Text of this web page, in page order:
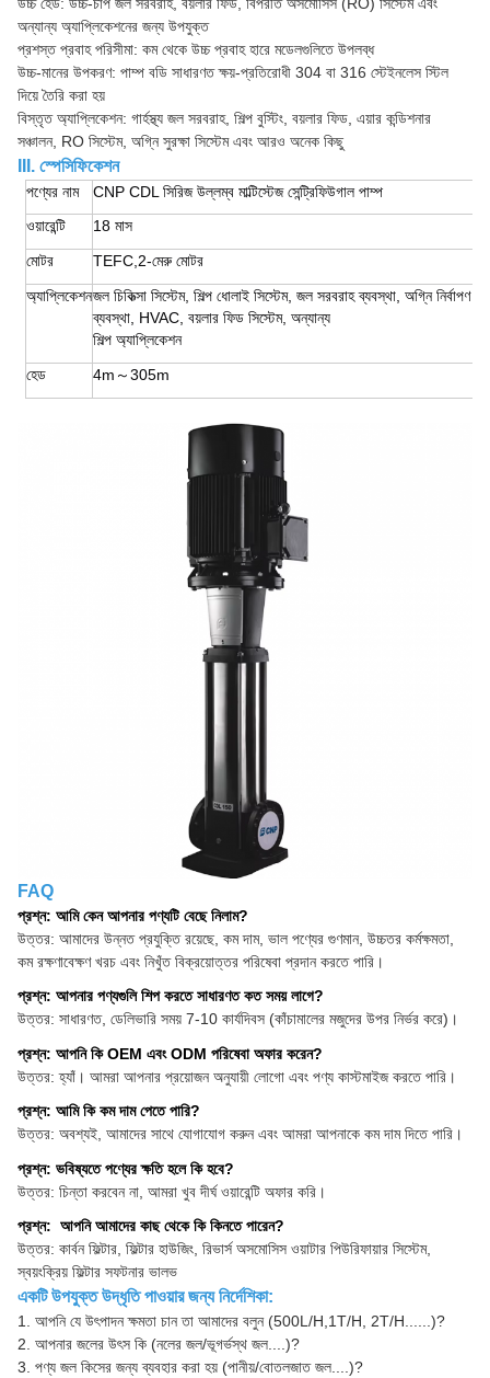
অন্যান্য অ্যাপ্লিকেশনের জন্য উপযুক্ত
প্রশস্ত প্রবাহ পরিসীমা: কম থেকে উচ্চ প্রবাহ হারে মডেলগুলিতে উপলব্ধ
উচ্চ-মানের উপকরণ: পাম্প বডি সাধারণত ক্ষয়-প্রতিরোধী 304 বা 316 স্টেইনলেস স্টিল
দিয়ে তৈরি করা হয়
বিস্তৃত অ্যাপ্লিকেশন: গার্হস্থ্য জল সরবরাহ, শিল্প বুস্টিং, বয়লার ফিড, এয়ার কন্ডিশনার
সঞ্চালন, RO সিস্টেম, অগ্নি সুরক্ষা সিস্টেম এবং আরও অনেক কিছু
III. স্পেসিফিকেশন
পণ্যের নাম
CNP CDL সিরিজ উল্লম্ব মাল্টিস্টেজ সেন্ট্রিফিউগাল পাম্প
ওয়ারেন্টি
18 মাস
মোটর
TEFC,2-মেরু মোটর
অ্যাপ্লিকেশনজল চিকিত্সা সিস্টেম, শিল্প ধোলাই সিস্টেম, জল সরবরাহ ব্যবস্থা, অগ্নি নির্বাপণ
ব্যবস্থা, HVAC, বয়লার ফিড সিস্টেম, অন্যান্য
শিল্প অ্যাপ্লিকেশন
হেড
4m～305m
FAQ
প্রশ্ন: আমি কেন আপনার পণ্যটি বেছে নিলাম?
উত্তর: আমাদের উন্নত প্রযুক্তি রয়েছে, কম দাম, ভাল পণ্যের গুণমান, উচ্চতর কর্মক্ষমতা,
কম রক্ষণাবেক্ষণ খরচ এবং নিখুঁত বিক্রয়োত্তর পরিষেবা প্রদান করতে পারি।
প্রশ্ন: আপনার পণ্যগুলি শিপ করতে সাধারণত কত সময় লাগে?
উত্তর: সাধারণত, ডেলিভারি সময় 7-10 কার্যদিবস (কাঁচামালের মজুদের উপর নির্ভর করে)।
প্রশ্ন: আপনি কি OEM এবং ODM পরিষেবা অফার করেন?
উত্তর: হ্যাঁ। আমরা আপনার প্রয়োজন অনুযায়ী লোগো এবং পণ্য কাস্টমাইজ করতে পারি।
প্রশ্ন: আমি কি কম দাম পেতে পারি?
উত্তর: অবশ্যই, আমাদের সাথে যোগাযোগ করুন এবং আমরা আপনাকে কম দাম দিতে পারি।
প্রশ্ন: ভবিষ্যতে পণ্যের ক্ষতি হলে কি হবে?
উত্তর: চিন্তা করবেন না, আমরা খুব দীর্ঘ ওয়ারেন্টি অফার করি।
প্রশ্ন: আপনি আমাদের কাছ থেকে কি কিনতে পারেন?
উত্তর: কার্বন ফিল্টার, ফিল্টার হাউজিং, রিভার্স অসমোসিস ওয়াটার পিউরিফায়ার সিস্টেম,
স্বয়ংক্রিয় ফিল্টার সফটনার ভালভ
একটি উপযুক্ত উদ্ধৃতি পাওয়ার জন্য নির্দেশিকা:
1. আপনি যে উৎপাদন ক্ষমতা চান তা আমাদের বলুন (500L/H,1T/H, 2T/H......)?
2. আপনার জলের উৎস কি (নলের জল/ভূগর্ভস্থ জল....)?
3. পণ্য জল কিসের জন্য ব্যবহার করা হয় (পানীয়/বোতলজাত জল....)?